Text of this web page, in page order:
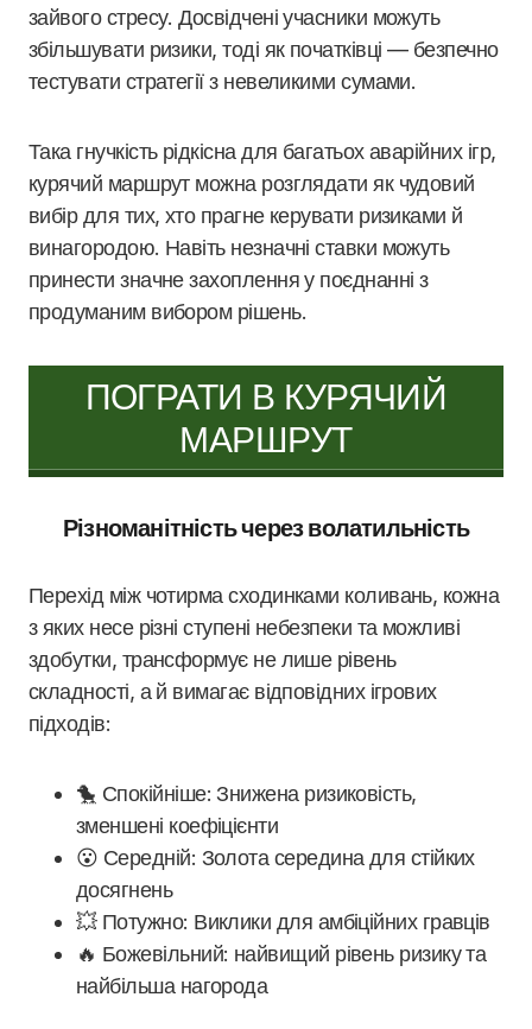
зайвого стресу. Досвідчені учасники можуть
збільшувати ризики, тоді як початківці — безпечно
тестувати стратегії з невеликими сумами.
Така гнучкість рідкісна для багатьох аварійних ігр,
курячий маршрут можна розглядати як чудовий
вибір для тих, хто прагне керувати ризиками й
винагородою. Навіть незначні ставки можуть
принести значне захоплення у поєднанні з
продуманим вибором рішень.
ПОГРАТИ В КУРЯЧИЙ
МАРШРУТ
Різноманітність через волатильність
Перехід між чотирма сходинками коливань, кожна
з яких несе різні ступені небезпеки та можливі
здобутки, трансформує не лише рівень
складності, а й вимагає відповідних ігрових
підходів:
🐤 Спокійніше: Знижена ризиковість,
зменшені коефіцієнти
😮 Середній: Золота середина для стійких
досягнень
💥 Потужно: Виклики для амбіційних гравців
🔥 Божевільний: найвищий рівень ризику та
найбільша нагорода